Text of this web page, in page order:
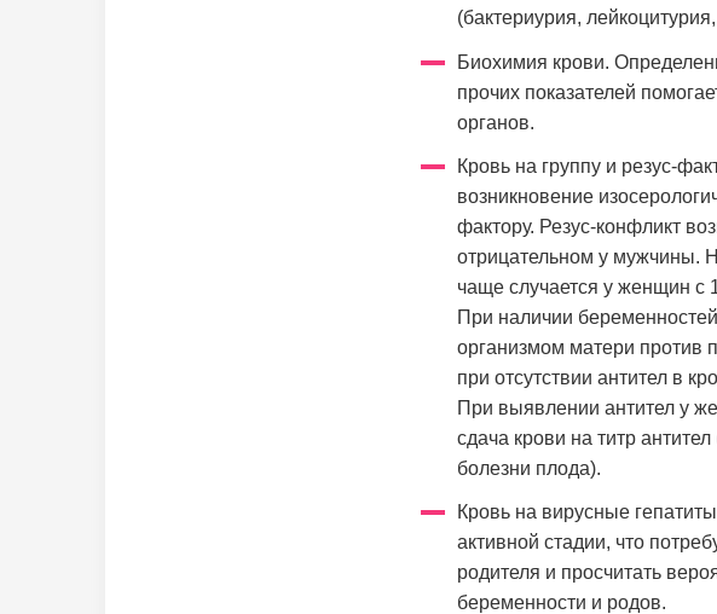
(бактериурия,
Биохимия крови.
прочих показателей
органов.
Кровь на группу и резус-
возникновение
фактору. Резус-конфликт
отрицательном у мужчины.
чаще случается у женщин с
При наличии
организмом матери против
при отсутствии антител в
При выявлении антител у
сдача крови на титр
болезни плода).
Кровь на вирусные
активной стадии, что
родителя и просчитать
беременности и родов.